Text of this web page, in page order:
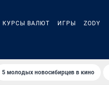
КУРСЫ ВАЛЮТ ИГРЫ ZODY
5 молодых новосибирцев в кино